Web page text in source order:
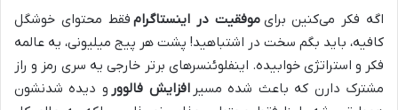
اگه فکر می‌کنین برای موفقیت در اینستاگرام فقط محتوای خوشگل
کافیه، باید بگم سخت در اشتباهید! پشت هر پیج میلیونی، یه عالمه
فکر و استراتژی خوابیده. اینفلوئنسرهای برتر خارجی یه سری رمز و راز
مشترک دارن که باعث شده مسیر افزایش فالوور و دیده شدنشون